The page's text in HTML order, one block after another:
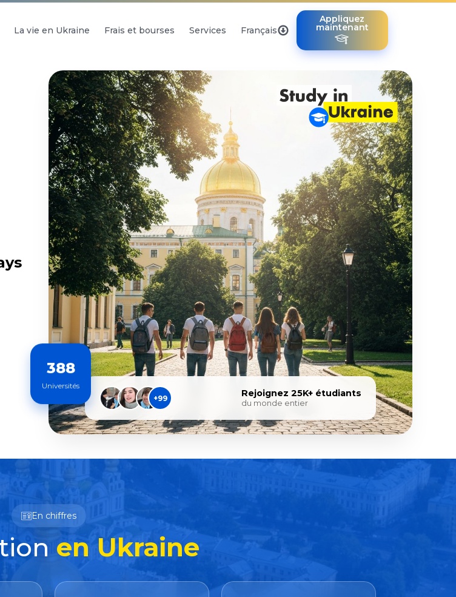
La vie en Ukraine Frais et bourses Services Français
Appliquez
maintenant
388
Universités
+99
Rejoignez 25K+ étudiants
du monde entier
En chiffres
en Ukraine